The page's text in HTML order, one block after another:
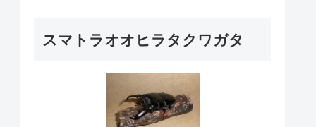
スマトラオオヒラタクワガタ